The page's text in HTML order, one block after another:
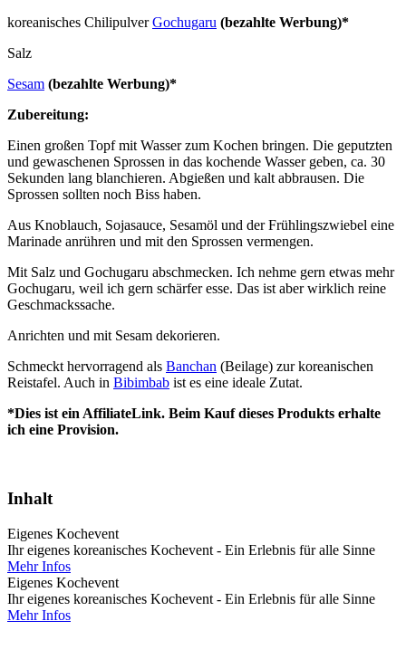
koreanisches ChilipulverGochugaru (bezahlte Werbung)*
Salz
Sesam (bezahlte Werbung)*
Zubereitung:
Einen großen Topf mit Wasser zum Kochen bringen. Die geputzten
und gewaschenen Sprossen in das kochende Wasser geben, ca. 30
Sekunden lang blanchieren. Abgießen und kalt abbrausen. Die
Sprossen sollten noch Biss haben.
Aus Knoblauch, Sojasauce, Sesamöl und der Frühlingszwiebel eine
Marinade anrühren und mit den Sprossen vermengen.
Mit Salz und Gochugaru abschmecken. Ich nehme gern etwas mehr
Gochugaru, weil ich gern schärfer esse. Das ist aber wirklich reine
Geschmackssache.
Anrichten und mit Sesam dekorieren.
Schmeckt hervorragend als Banchan (Beilage) zur koreanischen
Reistafel. Auch in Bibimbab ist es eine ideale Zutat.
*Dies ist ein AffiliateLink. Beim Kauf dieses Produkts erhalte
ich eine Provision.
Inhalt
Eigenes Kochevent
Ihr eigenes koreanisches Kochevent - Ein Erlebnis für alle Sinne
Mehr Infos
Eigenes Kochevent
Ihr eigenes koreanisches Kochevent - Ein Erlebnis für alle Sinne
Mehr Infos